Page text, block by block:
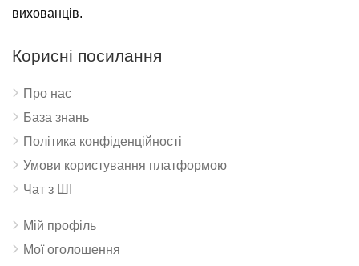
вихованців.
Корисні посилання
Про нас
База знань
Політика конфіденційності
Умови користування платформою
Чат з ШІ
Мій профіль
Мої оголошення